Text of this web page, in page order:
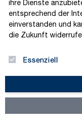
ihre Dienste
entsprechend der
einverstanden und
die Zukunft
Essenziell